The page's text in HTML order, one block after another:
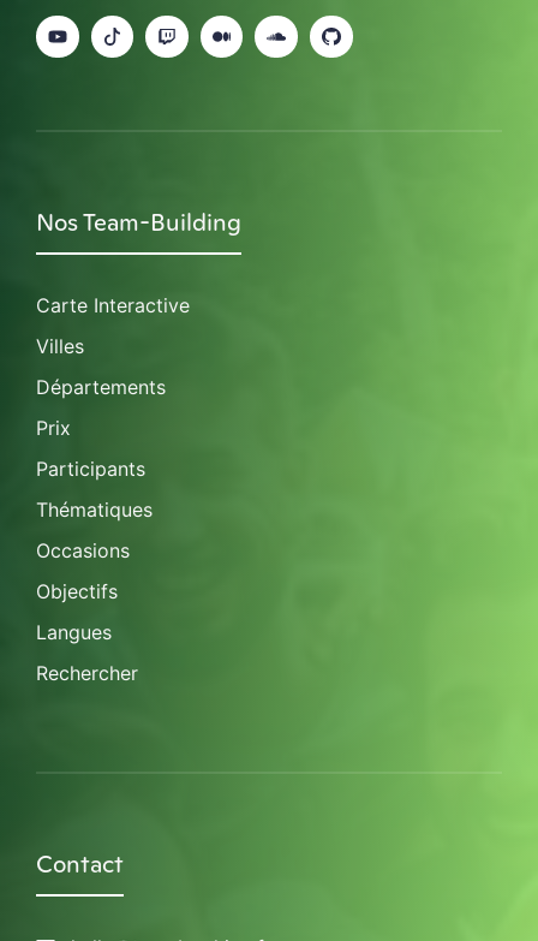
Nos Team-Building
Carte Interactive
Villes
Départements
Prix
Participants
Thématiques
Occasions
Objectifs
Langues
Rechercher
Contact